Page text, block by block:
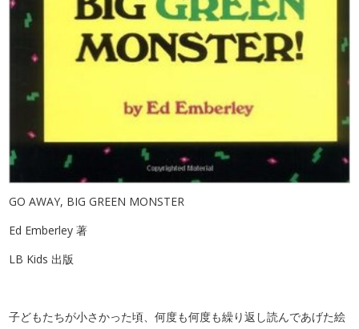
GO AWAY, BIG GREEN MONSTER
Ed Emberley 著
LB Kids 出版
子どもたちが小さかった頃、何度も何度も繰り返し読んであげた絵